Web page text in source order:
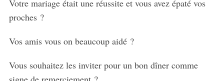
Votre mariage était une réussite et vous avez épaté vos
proches ?
Vos amis vous on beaucoup aidé ?
Vous souhaitez les inviter pour un bon dîner comme
S